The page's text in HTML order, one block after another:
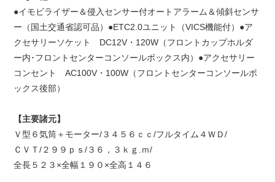
●イモビライザー＆侵入センサー付オートアラーム＆傾斜センサ
ー（国土交通省認可品）●ETC2.0ユニット（VICS機能付）●ア
クセサリーソケット DC12V・120W（フロントカップホルダ
ー内･フロントセンターコンソールボックス内）●アクセサリー
コンセント AC100V・100W（フロントセンターコンソールボ
ックス後部）
【主要諸元】
Ｖ型６気筒＋モーター/３４５６ｃｃ/フルタイム４ＷＤ/
ＣＶＴ/２９９ｐｓ/３６，３ｋｇ.ｍ/
全長５２３×全幅１９０×全高１４６